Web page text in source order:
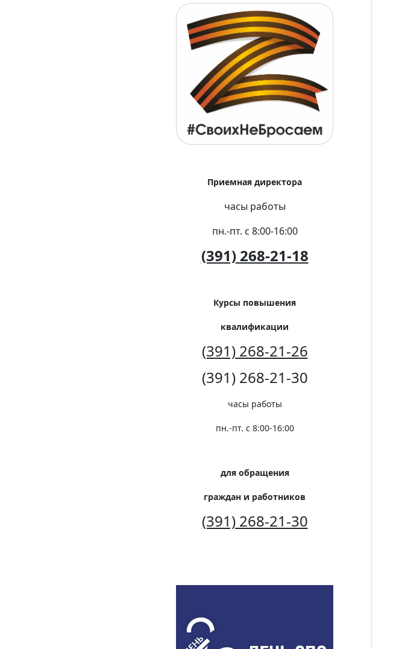
Приемная директора
часы работы
пн.-пт. с 8:00-16:00
(391) 268-21-18
Курсы повышения
квалификации
(391) 268-21-26
(391) 268-21-30
часы работы
пн.-пт. с 8:00-16:00
для обращения
граждан и работников
(391) 268-21-30